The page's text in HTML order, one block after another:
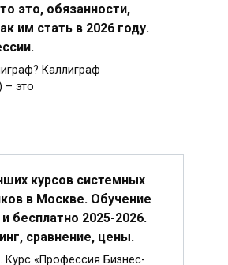
это, обязанности,
им стать в 2026 году.
Каллиграф
– это
курсов системных
в Москве. Обучение
бесплатно 2025-2026.
сравнение, цены.
Курс «Профессия Бизнес-